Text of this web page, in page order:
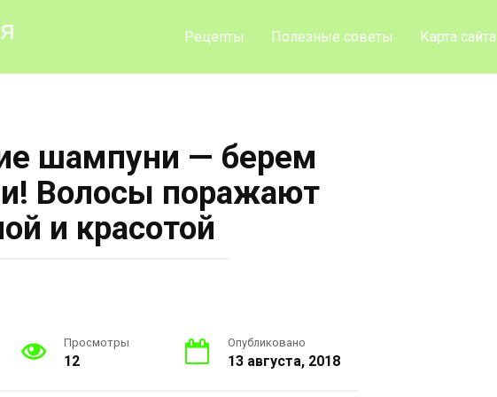
Рецепты Полезные советы Карта сайта
шампуни — берем
Волосы поражают
и красотой
Просмотры
12
Опубликовано
13 августа, 2018